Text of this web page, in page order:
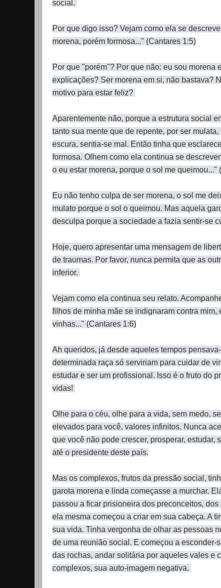
social.
Por que digo isso? Vejam como ela se
morena, porém formosa..." (Cantares 1:5)
Por que "porém"? Por que não: eu sou morena
explicações? Ser morena em si, não bastava?
motivo para estar feliz?
Aparentemente não, porque a estrutura social
tanto sua mente que de repente, por ser
escura, sentia-se mal. Então tinha que
formosa. Olhem como ela continua se
o eu estar morena, porque o sol me queimou..."
Eu não tenho culpa de ser morena, o sol me
mulato porque o sol o queimou. Mas aquela
desculpa porque a sociedade a fazia sentir-se
Hoje, quero apresentar uma mensagem de
de traumas. Por favor, nunca permita que as
inferior.
Vejam como ela continua seu relato.
filhos de minha mãe se indignaram contra mim,
vinhas..." (Cantares 1:6)
Ah queridos, já desde aqueles tempos
determinada raça só serviriam para cuidar de
estudar e ser um profissional. Isso é o fruto do
vidas!
Olhe para o céu, olhe para a vida, sem medo,
elevados para você, valores infinitos. Nunca
que você não pode crescer, prosperar, estudar,
até o presidente deste país.
Mas os complexos, frutos da pressão social,
garota morena e linda começasse a murchar.
passou a ficar prisioneira dos preconceitos,
ela mesma começou a criar em sua cabeça. A
sua vida. Tinha vergonha de olhar as pessoas
de uma reunião social. E começou a esconder-
das rochas, andar solitária por aqueles vales e
complexos, sua auto-imagem negativa.